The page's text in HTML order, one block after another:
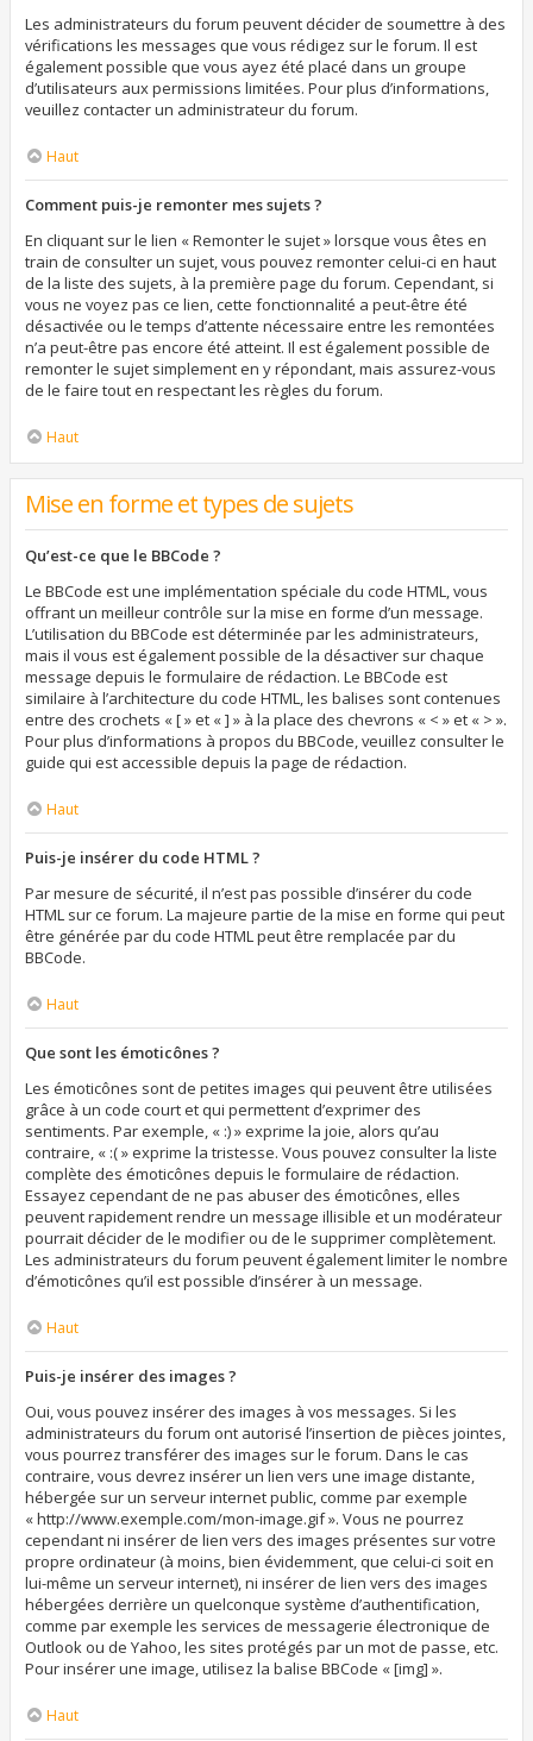
Les administrateurs du forum peuvent décider de soumettre à des
vérifications les messages que vous rédigez sur le forum. Il est
également possible que vous ayez été placé dans un groupe
d’utilisateurs aux permissions limitées. Pour plus d’informations,
veuillez contacter un administrateur du forum.
Haut
Comment puis-je remonter mes sujets ?
En cliquant sur le lien « Remonter le sujet » lorsque vous êtes en
train de consulter un sujet, vous pouvez remonter celui-ci en haut
de la liste des sujets, à la première page du forum. Cependant, si
vous ne voyez pas ce lien, cette fonctionnalité a peut-être été
désactivée ou le temps d’attente nécessaire entre les remontées
n’a peut-être pas encore été atteint. Il est également possible de
remonter le sujet simplement en y répondant, mais assurez-vous
de le faire tout en respectant les règles du forum.
Haut
Mise en forme et types de sujets
Qu’est-ce que le BBCode ?
Le BBCode est une implémentation spéciale du code HTML, vous
offrant un meilleur contrôle sur la mise en forme d’un message.
L’utilisation du BBCode est déterminée par les administrateurs,
mais il vous est également possible de la désactiver sur chaque
message depuis le formulaire de rédaction. Le BBCode est
similaire à l’architecture du code HTML, les balises sont contenues
entre des crochets « [ » et « ] » à la place des chevrons « < » et « > ».
Pour plus d’informations à propos du BBCode, veuillez consulter le
guide qui est accessible depuis la page de rédaction.
Haut
Puis-je insérer du code HTML ?
Par mesure de sécurité, il n’est pas possible d’insérer du code
HTML sur ce forum. La majeure partie de la mise en forme qui peut
être générée par du code HTML peut être remplacée par du
BBCode.
Haut
Que sont les émoticônes ?
Les émoticônes sont de petites images qui peuvent être utilisées
grâce à un code court et qui permettent d’exprimer des
sentiments. Par exemple, « :) » exprime la joie, alors qu’au
contraire, « :( » exprime la tristesse. Vous pouvez consulter la liste
complète des émoticônes depuis le formulaire de rédaction.
Essayez cependant de ne pas abuser des émoticônes, elles
peuvent rapidement rendre un message illisible et un modérateur
pourrait décider de le modifier ou de le supprimer complètement.
Les administrateurs du forum peuvent également limiter le nombre
d’émoticônes qu’il est possible d’insérer à un message.
Haut
Puis-je insérer des images ?
Oui, vous pouvez insérer des images à vos messages. Si les
administrateurs du forum ont autorisé l’insertion de pièces jointes,
vous pourrez transférer des images sur le forum. Dans le cas
contraire, vous devrez insérer un lien vers une image distante,
hébergée sur un serveur internet public, comme par exemple
« http://www.exemple.com/mon-image.gif ». Vous ne pourrez
cependant ni insérer de lien vers des images présentes sur votre
propre ordinateur (à moins, bien évidemment, que celui-ci soit en
lui-même un serveur internet), ni insérer de lien vers des images
hébergées derrière un quelconque système d’authentification,
comme par exemple les services de messagerie électronique de
Outlook ou de Yahoo, les sites protégés par un mot de passe, etc.
Pour insérer une image, utilisez la balise BBCode « [img] ».
Haut